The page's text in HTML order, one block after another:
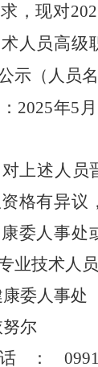
，现对
人员高级
示（人员名
2025年5 月
述人员
格有异议
委人事处
业技术人员
委人事处
尔
：